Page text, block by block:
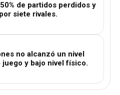
de partidos perdidos y
siete rivales.
no alcanzó un nivel
y bajo nivel físico.